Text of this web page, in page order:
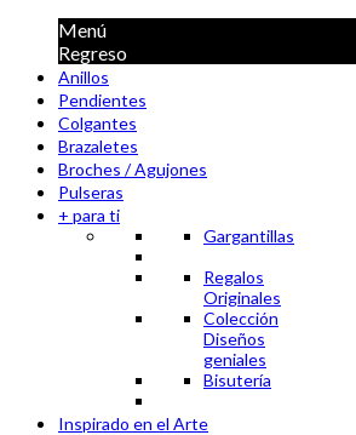
Menú
Regreso
Anillos
Pendientes
Colgantes
Brazaletes
Broches / Agujones
Pulseras
+ para ti
Gargantillas
Regalos
Originales
Colección
Diseños
geniales
Bisutería
Inspirado en el Arte